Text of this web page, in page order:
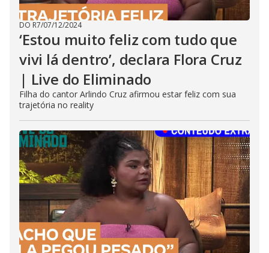
DO R7/07/12/2024
‘Estou muito feliz com tudo que
vivi lá dentro’, declara Flora Cruz
| Live do Eliminado
Filha do cantor Arlindo Cruz afirmou estar feliz com sua
trajetória no reality